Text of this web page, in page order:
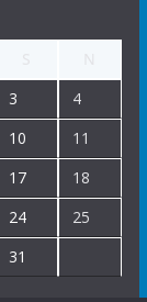
3
4
10
11
17
18
24
25
31